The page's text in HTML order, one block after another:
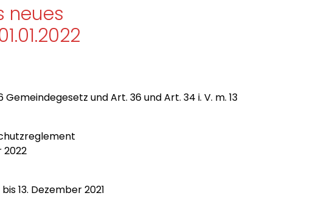
neues
und Art. 36 und Art. 34 i. V. m. 13
Dezember 2021